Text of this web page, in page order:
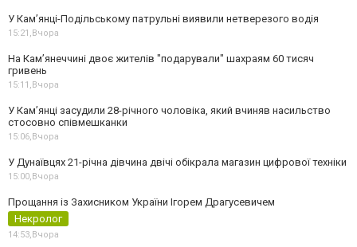
У Кам’янці-Подільському патрульні виявили нетверезого водія
15:21, Вчора
На Камʼянеччині двоє жителів "подарували" шахраям 60 тисяч
гривень
15:11, Вчора
У Камʼянці засудили 28-річного чоловіка, який вчиняв насильство
стосовно співмешканки
15:06, Вчора
У Дунаївцях 21-річна дівчина двічі обікрала магазин цифрової техніки
15:00, Вчора
Прощання із Захисником України Ігорем Драгусевичем
Некролог
14:53, Вчора